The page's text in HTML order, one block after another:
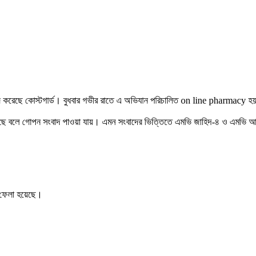
করেছে কোস্টগার্ড। বুধবার গভীর রাতে এ অভিযান পরিচালিতon line pharmacy
বলে গোপন সংবাদ পাওয়া যায়। এমন সংবাদের ভিত্তিতে এমভি জাহিদ-৪ ও এমভি
হয়েছে।